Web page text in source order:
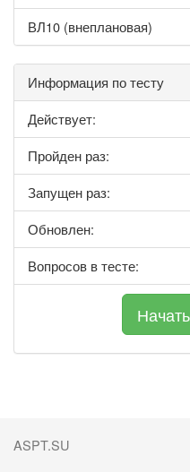
ВЛ10 (внеплановая)
Информация по тесту
Действует:
Пройден раз:
Запущен раз:
Обновлен:
Вопросов в тесте:
ASPT.SU